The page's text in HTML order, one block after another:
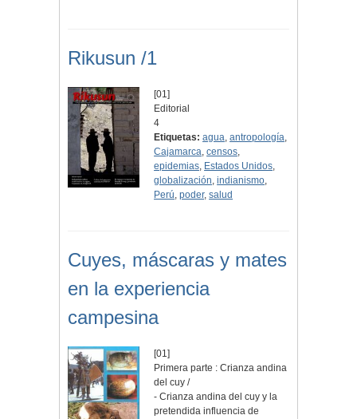
Rikusun /1
[01]
Editorial
4
Etiquetas: agua,antropología,
Cajamarca,censos,
epidemias, Estados Unidos,
globalización,indianismo,
Perú,poder,salud
Cuyes, máscaras y mates
en la experiencia
campesina
[01]
Primera parte : Crianza andina
del cuy /
- Crianza andina del cuy y la
pretendida influencia de